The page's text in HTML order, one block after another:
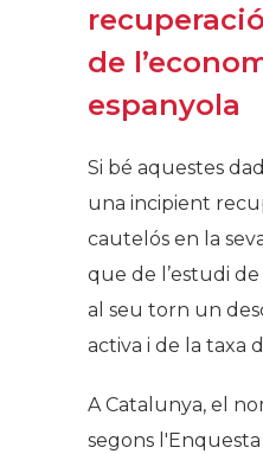
de
espanyola ​
Si bé aquestes
una incipient
cautelós en la
que de l’estudi de
al seu torn un
activa i de la taxa
A Catalunya, el
segons